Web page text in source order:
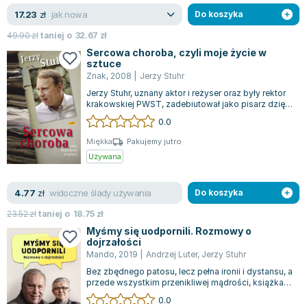
Joseph Murphy
Jan Sztaudynger
Aleksander Puszkin
Oscar Wilde
Małgorzata Ohme
Maddie Ziegler
Leszek Czarnecki
Joanna Racewicz
Maria Seweryn
Janina Zającówna
Eric Helms
Anna Prus (oprac.)
Nela Mała Reporterka
Agnieszka Maciąg
Barbara Wrzesińska
Terry Pratchett
Virginia Woolf
17.23 zł jak nowa
49.90złtaniej o 32.67 zł
Do koszyka
Sercowa choroba, czyli moje życie w
sztuce
Znak, 2008
Jerzy Stuhr
Jerzy Stuhr, uznany aktor i reżyser oraz były rektor
krakowskiej PWST, zadebiutował jako pisarz dzięki
swojej niezapomnianej książ...
0.0
Miękka
Pakujemy jutro
Używana
4.77 zł widoczne ślady używania
23.52złtaniej o 18.75 zł
Do koszyka
Myśmy się uodpornili. Rozmowy o
dojrzałości
Mando, 2019 Andrzej Luter, Jerzy Stuhr
Bez zbędnego patosu, lecz pełna ironii i dystansu, a
przede wszystkim przenikliwej mądrości, książka
ta prezentuje wyjątkową rozmo...
0.0